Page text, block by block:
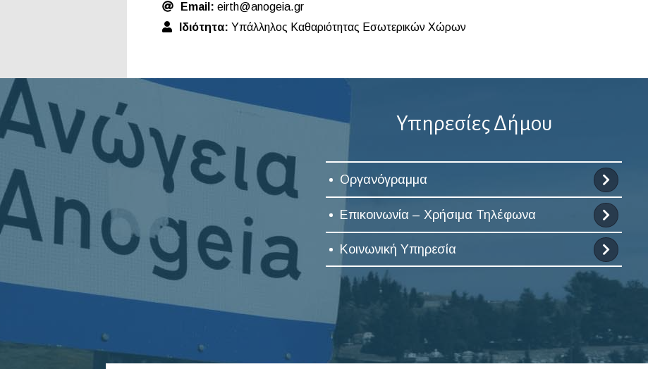
Email: eirth@anogeia.gr
Ιδιότητα: Υπάλληλος Καθαριότητας Εσωτερικών Χώρων
Υπηρεσίες Δήμου
Οργανόγραμμα
Επικοινωνία – Χρήσιμα Τηλέφωνα
Κοινωνική Υπηρεσία